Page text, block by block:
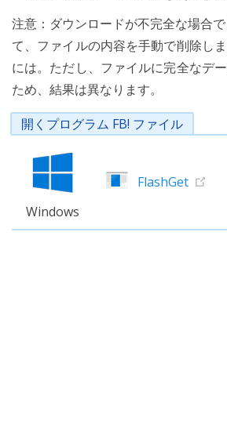
注意：ダウンロードが不完全な場合
て、ファイルの内容を手動で削除し
には。ただし、ファイルに完全なデ
ため、結果は異なります。
開くプログラム FB! ファイル
Windows
FlashGet